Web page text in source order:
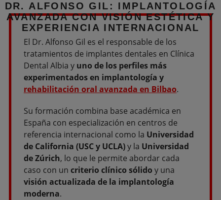
DR. ALFONSO GIL : IMPLANTOLOGÍA
AVANZADA CON VISIÓN ESTÉTICA Y
EXPERIENCIA INTERNACIONAL
El Dr. Alfonso Gil es el responsable de los
tratamientos de implantes dentales en Clínica
Dental Albia y uno de los perfiles más
experimentados en implantología y
rehabilitación oral avanzada en Bilbao.
Su formación combina base académica en
España con especialización en centros de
referencia internacional como la Universidad
de California (USC y UCLA)y la Universidad
de Zúrich, lo que le permite abordar cada
caso con un criterio clínico sólido y una
visión actualizada de la implantología
moderna.